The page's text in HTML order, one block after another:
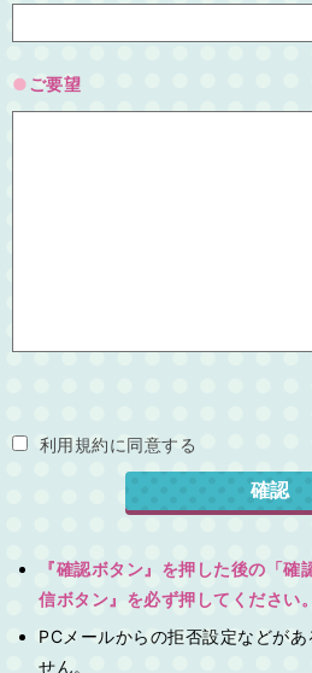
ご要望
利用規約に同意する
『確認ボタン』を押した後の「
信ボタン』を必ず押してください。
PCメールからの拒否設定などが
せん。